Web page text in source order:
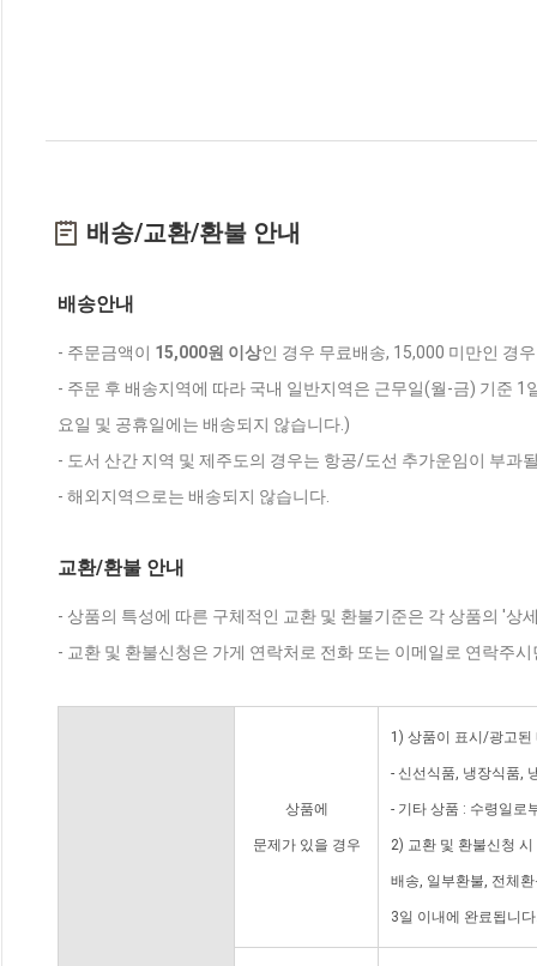
배송/교환/환불 안내
배송안내
- 주문금액이 15,000원 이상인 경우 무료배송, 15,000 미만인 경
- 주문 후 배송지역에 따라 국내 일반지역은 근무일(월-금) 기준
요일 및 공휴일에는 배송되지 않습니다.)
- 도서 산간 지역 및 제주도의 경우는 항공/도선 추가운임이 부과
- 해외지역으로는 배송되지 않습니다.
교환/환불 안내
- 상품의 특성에 따른 구체적인 교환 및 환불기준은 각 상품의 '상
- 교환 및 환불신청은 가게 연락처로 전화 또는 이메일로 연락주
상품에
문제가 있을 경우
1) 상품이 표시/광고된
- 신선식품, 냉장식품,
- 기타 상품 : 수령일로
2) 교환 및 환불신청
배송, 일부환불, 전체
3일 이내에 완료됩니